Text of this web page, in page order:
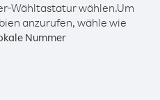
Wähltastatur wählen.Um
anzurufen, wähle wie
Nummer